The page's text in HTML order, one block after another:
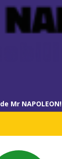
Mr NAPOLEON!